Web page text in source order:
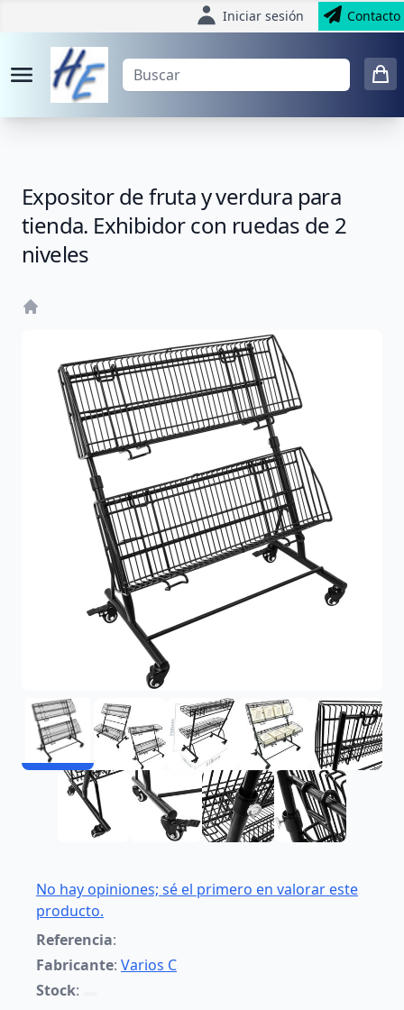
Iniciar sesión Contacto
Expositor de fruta y verdura para
tienda. Exhibidor con ruedas de 2
niveles
No hay opiniones; sé el primero en valorar este
producto.
Referencia:
Fabricante: Varios C
Stock: